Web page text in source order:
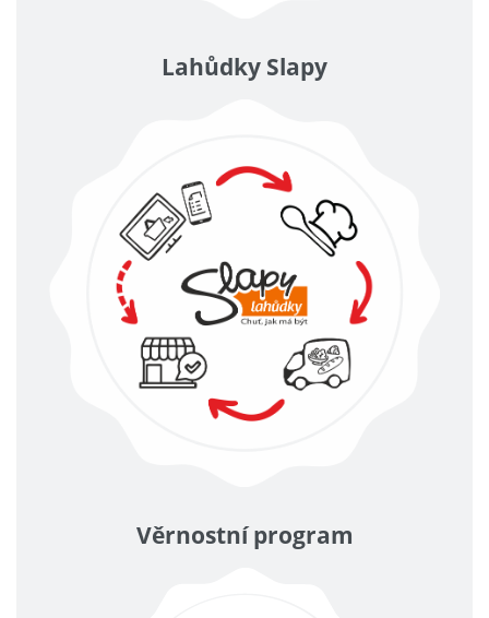
Lahůdky Slapy
Věrnostní program